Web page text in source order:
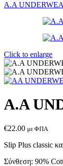
A.A
Click to enlarge
A.A
€22.00 με ΦΠΑ
Slip Plus classic
Σύνθεση: 90%